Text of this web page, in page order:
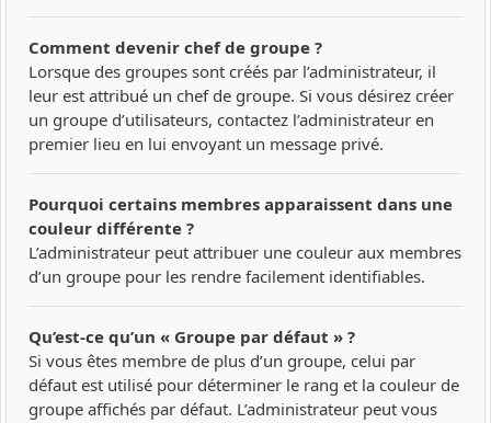
Comment devenir chef de groupe ?
Lorsque des groupes sont créés par l’administrateur, il
leur est attribué un chef de groupe. Si vous désirez créer
un groupe d’utilisateurs, contactez l’administrateur en
premier lieu en lui envoyant un message privé.
Pourquoi certains membres apparaissent dans une
couleur différente ?
L’administrateur peut attribuer une couleur aux membres
d’un groupe pour les rendre facilement identifiables.
Qu’est-ce qu’un « Groupe par défaut » ?
Si vous êtes membre de plus d’un groupe, celui par
défaut est utilisé pour déterminer le rang et la couleur de
groupe affichés par défaut. L’administrateur peut vous